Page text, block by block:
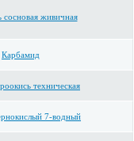
сосновая живичная
Карбамид
техническая
7-водный